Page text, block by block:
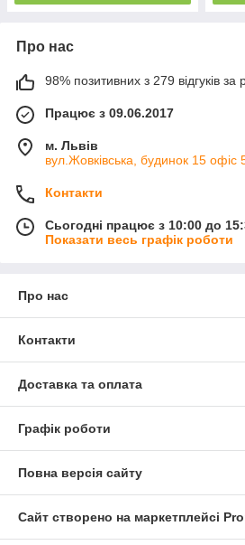
Про нас
98% позитивних з 279 відгуків за
Працює з 09.06.2017
м. Львів
вул.Жовківська, будинок 15 офіс
Контакти
Сьогодні працює з 10:00 до
Показати весь графік роботи
Про нас
Контакти
Доставка та оплата
Графік роботи
Повна версія сайту
Сайт створено на маркетплейсі